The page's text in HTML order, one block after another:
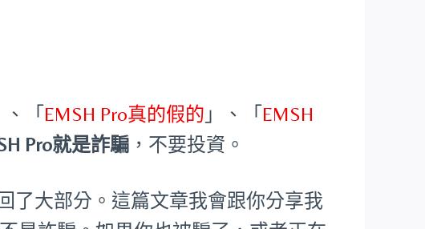
、「 EMSH Pro真的假的 」、「 EMSH
Pro就是詐騙 ，不要投資。
了大部分。這篇文章我會跟你分享我